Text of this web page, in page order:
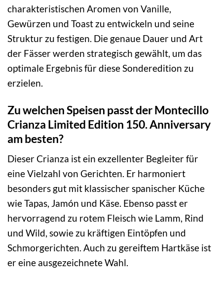
charakteristischen Aromen von Vanille,
Gewürzen und Toast zu entwickeln und seine
Struktur zu festigen. Die genaue Dauer und Art
der Fässer werden strategisch gewählt, um das
optimale Ergebnis für diese Sonderedition zu
erzielen.
Zu welchen Speisen passt der Montecillo
Crianza Limited Edition 150. Anniversary
am besten?
Dieser Crianza ist ein exzellenter Begleiter für
eine Vielzahl von Gerichten. Er harmoniert
besonders gut mit klassischer spanischer Küche
wie Tapas, Jamón und Käse. Ebenso passt er
hervorragend zu rotem Fleisch wie Lamm, Rind
und Wild, sowie zu kräftigen Eintöpfen und
Schmorgerichten. Auch zu gereiftem Hartkäse ist
er eine ausgezeichnete Wahl.